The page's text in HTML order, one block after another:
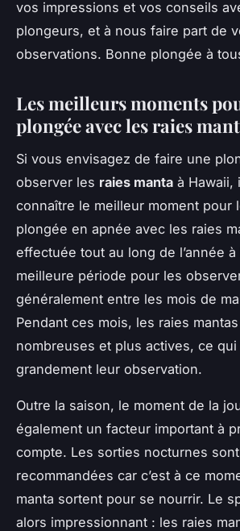
vos impressions et vos conseils
plongeurs, et à nous faire part de
observations. Bonne plongée à
Les meilleurs moments
plongée avec les raies
Si vous envisagez de faire une
observer les raies manta à Hawaii,
connaître le meilleur moment pour
plongée en apnée avec les raies
effectuée tout au long de l’année à
meilleure période pour les
généralement entre les mois de
Pendant ces mois, les raies
nombreuses et plus actives, ce
grandement leur observation.
Outre la saison, le moment de la
également un facteur important à
compte. Les sorties nocturnes
recommandées car c’est à ce
manta sortent pour se nourrir. Le
alors impressionnant : les raies